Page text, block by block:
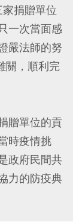
捐贈單位
一次當面感
嚴法師的努
關，順利完
贈單位的貢
時疫情挑
政府民間共
力的防疫典